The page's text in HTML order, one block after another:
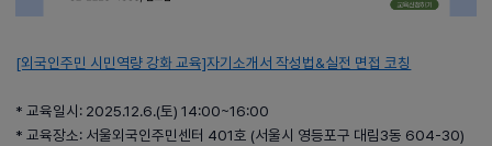
[외국인주민 시민역량 강화 교육]자기소개서 작성법&실전 면접 코칭
* 교육일시: 2025.12.6.(토) 14:00~16:00
* 교육장소: 서울외국인주민센터 401호 (서울시 영등포구 대림3동 604-30)